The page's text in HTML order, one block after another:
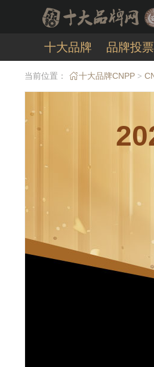
十大品牌 品牌投票
当前位置： 十大品牌CNPP >